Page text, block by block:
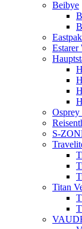
Beibye
Estarer
S-
Titan